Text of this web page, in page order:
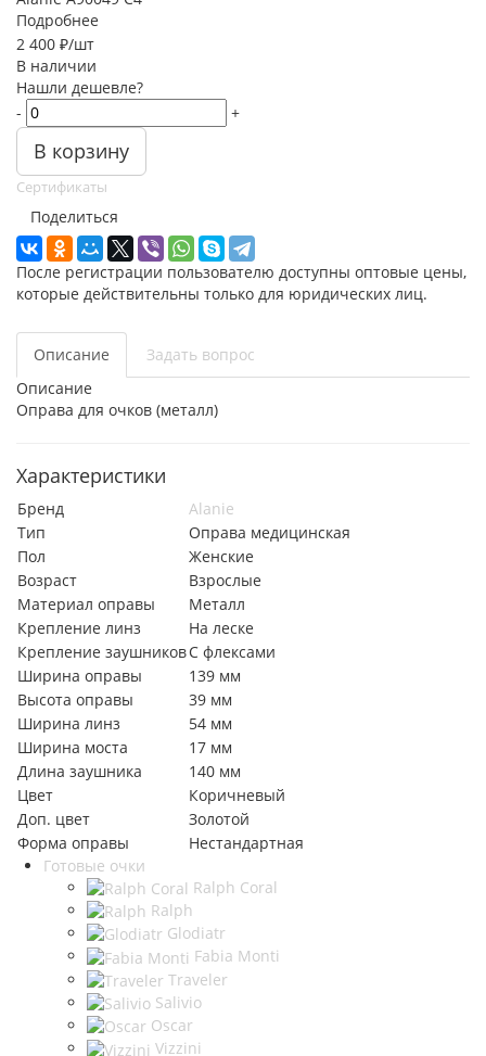
Подробнее
2 400 ₽/шт
В наличии
Нашли дешевле?
-
+
В корзину
Сертификаты
Поделиться
После регистрации пользователю доступны оптовые цены,
которые действительны только для юридических лиц.
Описание
Задать вопрос
Описание
Оправа для очков (металл)
Характеристики
Бренд
Alanie
Тип
Оправа медицинская
Пол
Женские
Возраст
Взрослые
Материал оправы
Металл
Крепление линз
На леске
Крепление заушниковС флексами
Ширина оправы
139 мм
Высота оправы
39 мм
Ширина линз
54 мм
Ширина моста
17 мм
Длина заушника
140 мм
Цвет
Коричневый
Доп. цвет
Золотой
Форма оправы
Нестандартная
Готовые очки
Ralph Coral
Ralph
Glodiatr
Fabia Monti
Traveler
Salivio
Oscar
Vizzini